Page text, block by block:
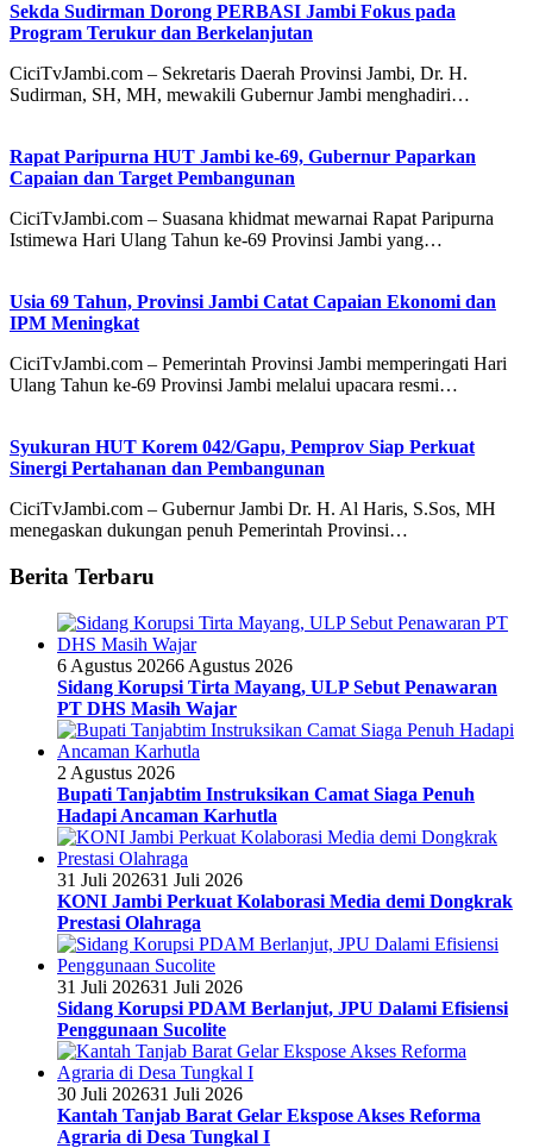
Sekda Sudirman Dorong PERBASI Jambi Fokus pada
Program Terukur dan Berkelanjutan
CiciTvJambi.com – Sekretaris Daerah Provinsi Jambi, Dr. H.
Sudirman, SH, MH, mewakili Gubernur Jambi menghadiri…
Rapat Paripurna HUT Jambi ke-69, Gubernur Paparkan
Capaian dan Target Pembangunan
CiciTvJambi.com – Suasana khidmat mewarnai Rapat Paripurna
Istimewa Hari Ulang Tahun ke-69 Provinsi Jambi yang…
Usia 69 Tahun, Provinsi Jambi Catat Capaian Ekonomi dan
IPM Meningkat
CiciTvJambi.com – Pemerintah Provinsi Jambi memperingati Hari
Ulang Tahun ke-69 Provinsi Jambi melalui upacara resmi…
Syukuran HUT Korem 042/Gapu, Pemprov Siap Perkuat
Sinergi Pertahanan dan Pembangunan
CiciTvJambi.com – Gubernur Jambi Dr. H. Al Haris, S.Sos, MH
menegaskan dukungan penuh Pemerintah Provinsi…
Berita Terbaru
6 Agustus 20266 Agustus 2026
Sidang Korupsi Tirta Mayang, ULP Sebut Penawaran
PT DHS Masih Wajar
2 Agustus 2026
Bupati Tanjabtim Instruksikan Camat Siaga Penuh
Hadapi Ancaman Karhutla
31 Juli 202631 Juli 2026
KONI Jambi Perkuat Kolaborasi Media demi Dongkrak
Prestasi Olahraga
31 Juli 202631 Juli 2026
Sidang Korupsi PDAM Berlanjut, JPU Dalami Efisiensi
Penggunaan Sucolite
30 Juli 202631 Juli 2026
Kantah Tanjab Barat Gelar Ekspose Akses Reforma
Agraria di Desa Tungkal I